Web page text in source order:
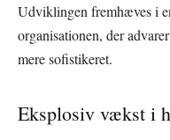
Udviklingen fremhæves i
organisationen, der
mere sofistikeret.
Eksplosiv vækst i